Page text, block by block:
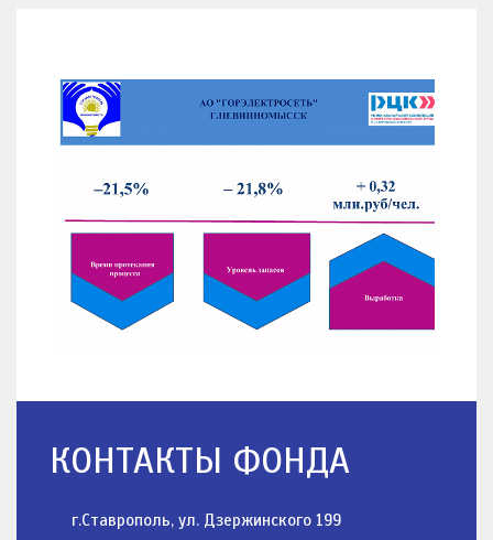
КОНТАКТЫ ФОНДА
г.Ставрополь, ул. Дзержинского 199